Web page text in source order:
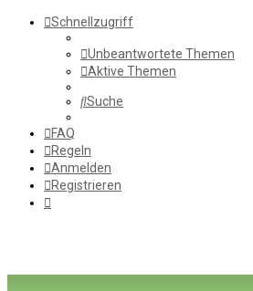
Schnellzugriff
Unbeantwortete Themen
Aktive Themen
Suche
FAQ
Regeln
Anmelden
Registrieren